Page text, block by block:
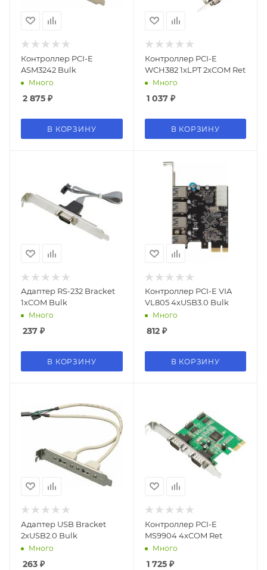
Контроллер PCI-E
ASM3242 Bulk
Много
2 875 ₽
В КОРЗИНУ
Контроллер PCI-E
WCH382 1xLPT 2xCOM Ret
Много
1 037₽
В КОРЗИНУ
Адаптер RS-232 Bracket
1xCOM Bulk
Много
237 ₽
В КОРЗИНУ
Контроллер PCI-E VIA
VL805 4xUSB3.0 Bulk
Много
812₽
В КОРЗИНУ
Адаптер USB Bracket
2xUSB2.0 Bulk
Много
263 ₽
Контроллер PCI-E
MS9904 4xCOM Ret
Много
1 725₽